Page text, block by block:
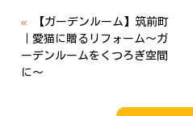
«
【ガーデンルーム】筑前町
｜愛猫に贈るリフォーム～ガ
ーデンルームをくつろぎ空間
に～